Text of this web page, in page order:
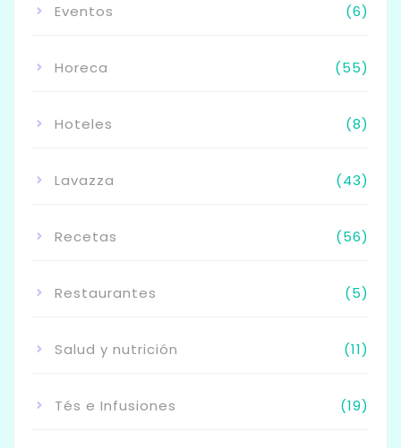
Eventos (6)
Horeca (55)
Hoteles (8)
Lavazza (43)
Recetas (56)
Restaurantes (5)
Salud y nutrición (11)
Tés e Infusiones (19)